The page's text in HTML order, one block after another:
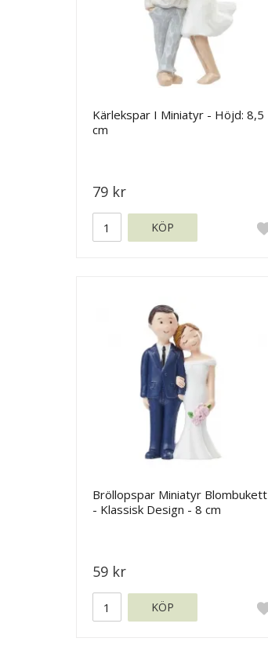
Kärlekspar I Miniatyr - Höjd: 8,5
cm
79 kr
KÖP
Bröllopspar Miniatyr Blombukett
- Klassisk Design - 8 cm
59 kr
KÖP